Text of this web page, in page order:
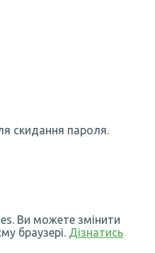
скидання пароля.
Ви можете змінити
браузері. Дізнатись